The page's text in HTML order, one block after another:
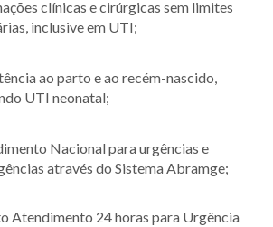
clínicas e cirúrgicas sem limites
inclusive em UTI;
ao parto e ao recém-nascido,
UTI neonatal;
Nacional para urgências e
através do Sistema Abramge;
Atendimento 24 horas para Urgência